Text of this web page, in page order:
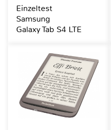
Einzeltest
Samsung
Galaxy Tab S4 LTE